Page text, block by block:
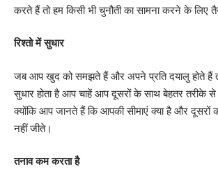
करते हैं तो हम किसी भी चुनौती का सामना करने के लिए
रिश्तो में सुधार
जब आप खुद को समझते हैं और अपने प्रति दयालु होते हैं
सुधार होता है आप चाहें आप दूसरों के साथ बेहतर तरीके से
क्योंकि आप जानते हैं कि आपकी सीमाएं क्या है और दूसरों
नहीं जीते।
तनाव कम करता है